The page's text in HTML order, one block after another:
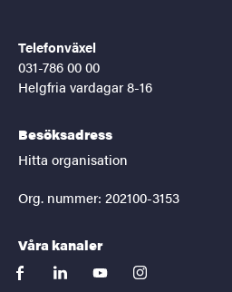
Telefonväxel
031-786 00 00
Helgfria vardagar 8-16
Besöksadress
Hitta organisation
Org. nummer: 202100-3153
Våra kanaler
facebooklinkedinyoutubeinstagram